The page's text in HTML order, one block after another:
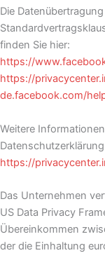
Die
finden Sie hier:
https://
https://
de.facebook.com/
Weitere
https://
Das Unternehmen
US Data Privacy
Übereinkommen
der die Einhaltung